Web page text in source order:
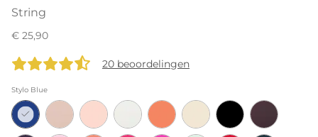
String
€ 25,90
20 beoordelingen
Stylo Blue